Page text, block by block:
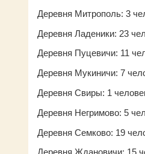
Деревня Митрополь: 3
Деревня Ладеники: 23
Деревня Пуцевичи: 11
Деревня Мукиничи: 7
Деревня Свиры: 1
Деревня Негримово: 5
Деревня Семково: 19